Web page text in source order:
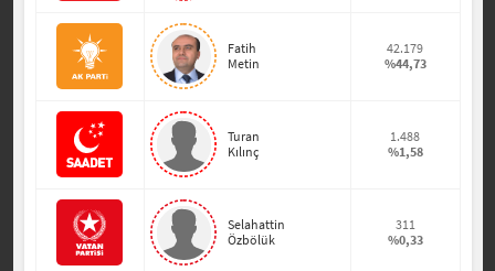
Fatih
Metin
42.179
%44,73
Turan
Kılınç
1.488
%1,58
Selahattin
Özbölük
311
%0,33